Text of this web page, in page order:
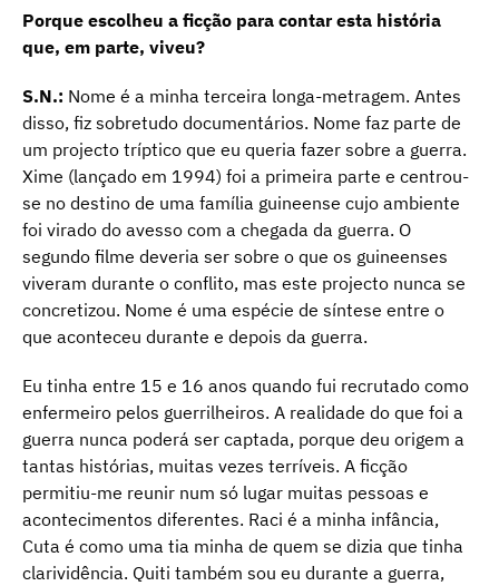
Porque escolheu a ficção para contar esta história
que, em parte, viveu?
S.N.: Nome é a minha terceira longa-metragem. Antes
disso, fiz sobretudo documentários. Nome faz parte de
um projecto tríptico que eu queria fazer sobre a guerra.
Xime (lançado em 1994) foi a primeira parte e centrou-
se no destino de uma família guineense cujo ambiente
foi virado do avesso com a chegada da guerra. O
segundo filme deveria ser sobre o que os guineenses
viveram durante o conflito, mas este projecto nunca se
concretizou. Nome é uma espécie de síntese entre o
que aconteceu durante e depois da guerra.
Eu tinha entre 15 e 16 anos quando fui recrutado como
enfermeiro pelos guerrilheiros. A realidade do que foi a
guerra nunca poderá ser captada, porque deu origem a
tantas histórias, muitas vezes terríveis. A ficção
permitiu-me reunir num só lugar muitas pessoas e
acontecimentos diferentes. Raci é a minha infância,
Cuta é como uma tia minha de quem se dizia que tinha
clarividência. Quiti também sou eu durante a guerra,